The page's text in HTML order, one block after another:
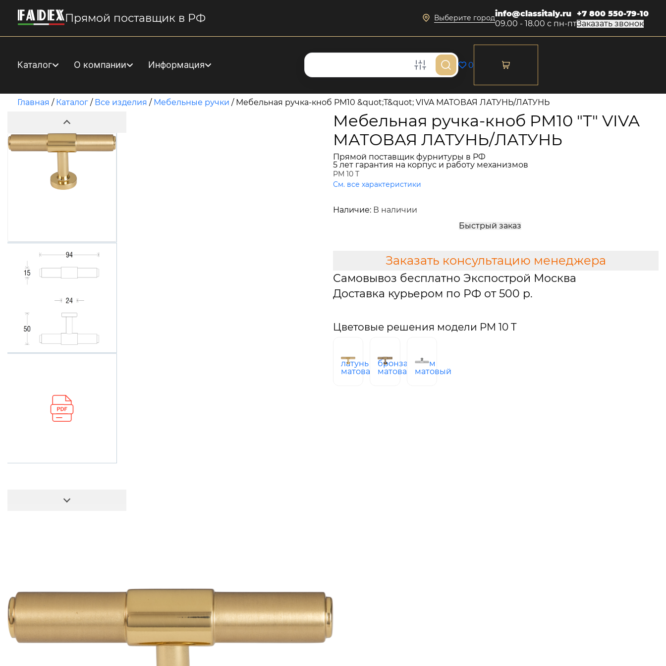
Прямой поставщик в РФ Выберите городinfo@classitaly.ru
09.00 - 18.00 с пн-пт
+7 800 550-79-10
Заказать звонок
Каталог О компании Информация 0
Главная / Каталог / Все изделия / Мебельные ручки / Мебельная ручка-кноб PM10 &quot;Т&quot; VIVA МАТОВАЯ ЛАТУНЬ/ЛАТУНЬ
Мебельная ручка-кноб PM10 "Т" VIVA
МАТОВАЯ ЛАТУНЬ/ЛАТУНЬ
Прямой поставщик фурнитуры в РФ
5 лет гарантия на корпус и работу механизмов
PM 10 T
См. все характеристики
Наличие: В наличии
Быстрый заказ
Заказать консультацию менеджера
Самовывоз бесплатно Экспострой Москва
Доставка курьером по РФ от 500 р.
Цветовые решения модели PM 10 T
латунь
матовая
бронза
матовая
хром
матовый